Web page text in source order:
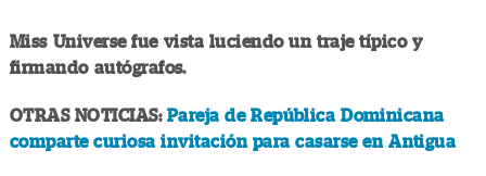
Miss Universe fue vista luciendo un traje típico y
firmando autógrafos.
OTRAS NOTICIAS: Pareja de República Dominicana
comparte curiosa invitación para casarse en Antigua